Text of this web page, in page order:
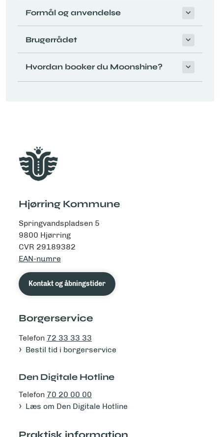
Formål og anvendelse
Brugerrådet
Hvordan booker du Moonshine?
Hjørring Kommune
Springvandspladsen 5
9800 Hjørring
CVR 29189382
EAN-numre
Kontakt og åbningstider
Borgerservice
Telefon 72 33 33 33
Bestil tid i borgerservice
Den Digitale Hotline
Telefon 70 20 00 00
Læs om Den Digitale Hotline